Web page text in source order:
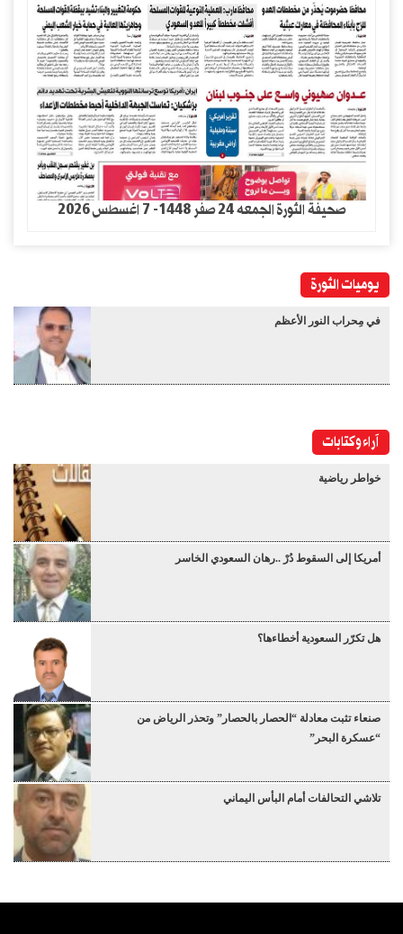
صحيفة الثورة الجمعه 24 صفر 1448- 7 اغسطس 2026
يوميات الثورة
في مِحراب النور الأعظم
آراء وكتابات
خواطر رياضية
أمريكا إلى السقوط دُرْ ..رهان السعودي الخاسر
هل تكرّر السعودية أخطاءها؟
صنعاء تثبت معادلة “الحصار بالحصار” وتحذر الرياض من
“عسكرة البحر”
تلاشي التحالفات أمام البأس اليماني